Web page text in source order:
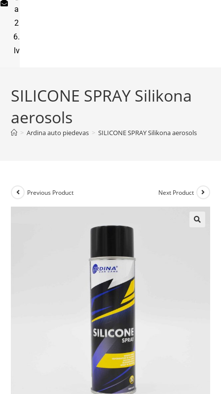
a
2
6.
lv
SILICONE SPRAY Silikona
aerosols
> Ardina auto piedevas > SILICONE SPRAY Silikona aerosols
Previous Product Next Product